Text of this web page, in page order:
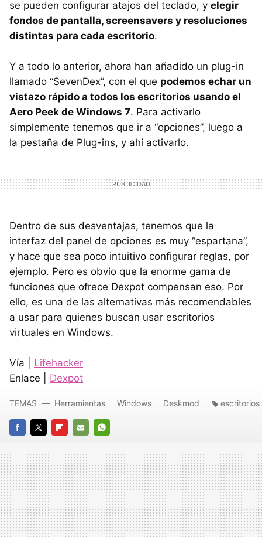
se pueden configurar atajos del teclado, y elegir
fondos de pantalla, screensavers y resoluciones
distintas para cada escritorio.
Y a todo lo anterior, ahora han añadido un plug-in
llamado “SevenDex”, con el que podemos echar un
vistazo rápido a todos los escritorios usando el
Aero Peek de Windows 7. Para activarlo
simplemente tenemos que ir a “opciones”, luego a
la pestaña de Plug-ins, y ahí activarlo.
Dentro de sus desventajas, tenemos que la
interfaz del panel de opciones es muy “espartana”,
y hace que sea poco intuitivo configurar reglas, por
ejemplo. Pero es obvio que la enorme gama de
funciones que ofrece Dexpot compensan eso. Por
ello, es una de las alternativas más recomendables
a usar para quienes buscan usar escritorios
virtuales en Windows.
Vía | Lifehacker
Enlace | Dexpot
FACEBOOK
TWITTERFLIPBOARD
E-
MAIL
WHATSAPP
TEMAS Herramientas Windows Deskmod escritorios